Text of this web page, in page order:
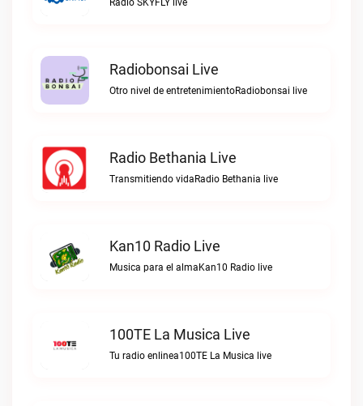
Radio SKYFLY live
Radiobonsai Live
Otro nivel de entretenimientoRadiobonsai live
Radio Bethania Live
Transmitiendo vidaRadio Bethania live
Kan10 Radio Live
Musica para el almaKan10 Radio live
100TE La Musica Live
Tu radio enlinea100TE La Musica live